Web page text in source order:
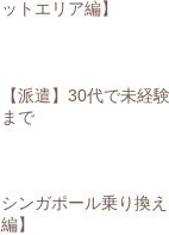
ットエリア編】
【派遣】30代で未経
まで
シンガポール乗り換
編】